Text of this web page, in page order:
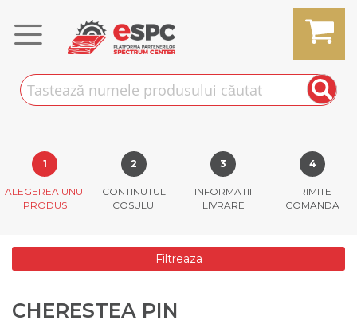
to
Content
ALEGEREA UNUI
PRODUS
CONTINUTUL
COSULUI
INFORMATII
LIVRARE
TRIMITE
COMANDA
CHERESTEA PIN
Filtreaza